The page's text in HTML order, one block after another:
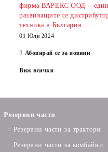
фирма ВАРЕКС ООД – един
развиващите се
техника в България.
01 Юли 2024
Абонирай се за новини
Виж всички
Резервни части
Резервни части за трактори
Резервни части за комбайни